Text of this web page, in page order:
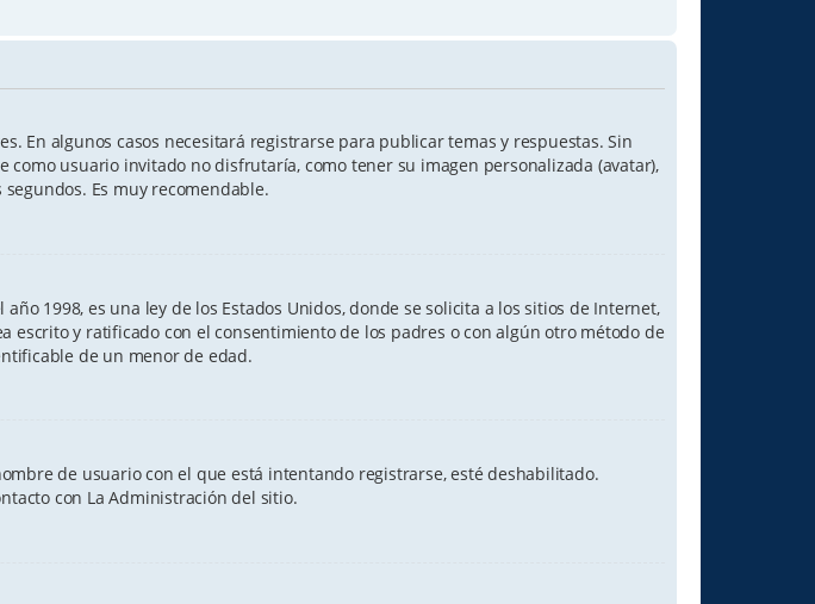
En algunos casos necesitará registrarse para publicar temas y respuestas. Sin
usuario invitado no disfrutaría, como tener su imagen personalizada (avatar),
Es muy recomendable.
1998, es una ley de los Estados Unidos, donde se solicita a los sitios de Internet,
escrito y ratificado con el consentimiento de los padres o con algún otro método de
de un menor de edad.
de usuario con el que está intentando registrarse, esté deshabilitado.
con La Administración del sitio.